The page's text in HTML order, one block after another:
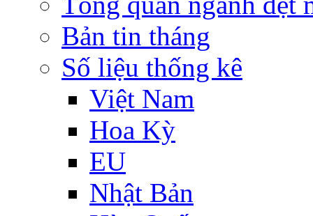
Bản tin tháng
Số liệu thống kê
Việt Nam
Hoa Kỳ
EU
Nhật Bản